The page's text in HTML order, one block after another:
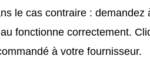
le cas contraire :
fonctionne correctement.
à votre fournisseur.